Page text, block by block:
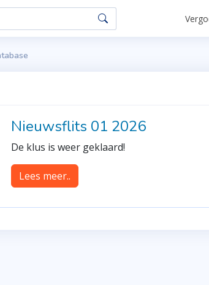
Nieuwsflits 01 2026
De klus is weer geklaard!
Lees meer..